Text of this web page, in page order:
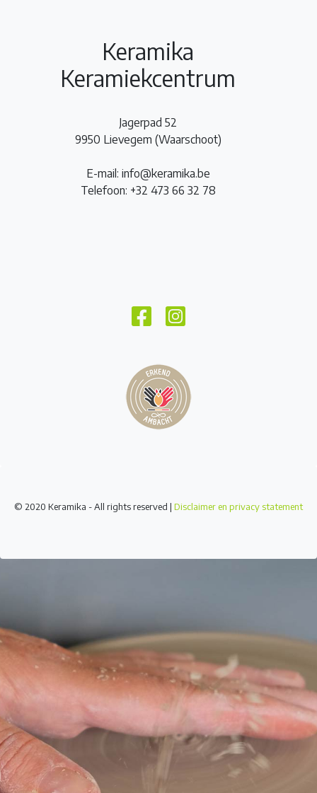
Keramika
Keramiekcentrum
Jagerpad 52
9950 Lievegem (Waarschoot)
E-mail: info@keramika.be
Telefoon: +32 473 66 32 78
© 2020 Keramika - All rights reserved | Disclaimer en privacy statement